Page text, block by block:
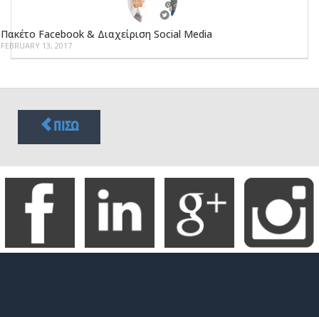
Πακέτο Facebook & Διαχείριση Social Media
FEBRUARY 13, 2017
ΠΙΣΩ